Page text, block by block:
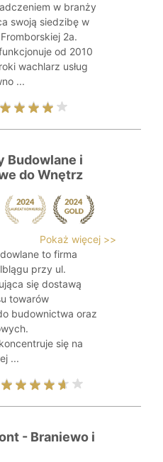
w branży
swoją siedzibę w
2a.
od 2010
wachlarz usług
...
Budowlane i
do Wnętrz
Pokaż więcej >>
to firma
przy ul.
się dostawą
towarów
budownictwa oraz
się na
...
- Braniewo i